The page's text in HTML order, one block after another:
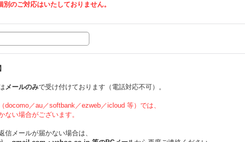
のご対応はいたしておりません。
メールのみで受け付けております（電話対応不可）。
／au／softbank／ezweb／icloud 等）では、
ない場合がございます。
信メールが届かない場合は、